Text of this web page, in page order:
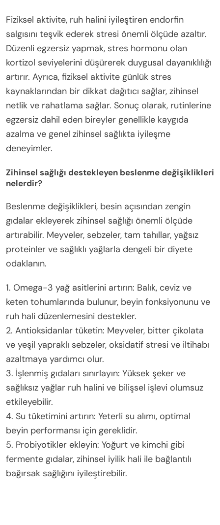
Fiziksel aktivite, ruh halini iyileştiren endorfin
salgısını teşvik ederek stresi önemli ölçüde azaltır.
Düzenli egzersiz yapmak, stres hormonu olan
kortizol seviyelerini düşürerek duygusal dayanıklılığı
artırır. Ayrıca, fiziksel aktivite günlük stres
kaynaklarından bir dikkat dağıtıcı sağlar, zihinsel
netlik ve rahatlama sağlar. Sonuç olarak, rutinlerine
egzersiz dahil eden bireyler genellikle kaygıda
azalma ve genel zihinsel sağlıkta iyileşme
deneyimler.
Zihinsel sağlığı destekleyen beslenme değişiklikleri
nelerdir?
Beslenme değişiklikleri, besin açısından zengin
gıdalar ekleyerek zihinsel sağlığı önemli ölçüde
artırabilir. Meyveler, sebzeler, tam tahıllar, yağsız
proteinler ve sağlıklı yağlarla dengeli bir diyete
odaklanın.
1. Omega-3 yağ asitlerini artırın: Balık, ceviz ve
keten tohumlarında bulunur, beyin fonksiyonunu ve
ruh hali düzenlemesini destekler.
2. Antioksidanlar tüketin: Meyveler, bitter çikolata
ve yeşil yapraklı sebzeler, oksidatif stresi ve iltihabı
azaltmaya yardımcı olur.
3. İşlenmiş gıdaları sınırlayın: Yüksek şeker ve
sağlıksız yağlar ruh halini ve bilişsel işlevi olumsuz
etkileyebilir.
4. Su tüketimini artırın: Yeterli su alımı, optimal
beyin performansı için gereklidir.
5. Probiyotikler ekleyin: Yoğurt ve kimchi gibi
fermente gıdalar, zihinsel iyilik hali ile bağlantılı
bağırsak sağlığını iyileştirebilir.